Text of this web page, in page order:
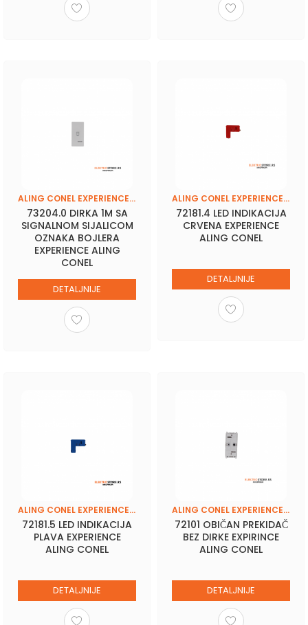
ALING CONEL EXPERIENCE (BASIC-FRAME)
73204.0 DIRKA 1M SA
SIGNALNOM SIJALICOM
OZNAKA BOJLERA
EXPERIENCE ALING
CONEL
DETALJNIJE
ALING CONEL EXPERIENCE (BASIC-FRAME)
72181.4 LED INDIKACIJA
CRVENA EXPERIENCE
ALING CONEL
DETALJNIJE
ALING CONEL EXPERIENCE (BASIC-FRAME)
72181.5 LED INDIKACIJA
PLAVA EXPERIENCE
ALING CONEL
DETALJNIJE
ALING CONEL EXPERIENCE (BASIC-FRAME)
72101 OBIČAN PREKIDAČ
BEZ DIRKE EXPIRINCE
ALING CONEL
DETALJNIJE